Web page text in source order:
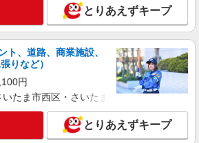
詳細を見る
時給1,200円 月収例198,000円（7.5時間
勤務）+残業手当、別途交通費支給、他 各
有り ※年2回業績によりボーナスの支給
続実績あり) 世帯主手当(扶養有5,000
馬県邑楽郡板倉町
とりあえずキープ
ト、道路、商業施設、
りなど）
円
たま市西区・さいたま市岩槻区・久喜市・
とりあえずキープ